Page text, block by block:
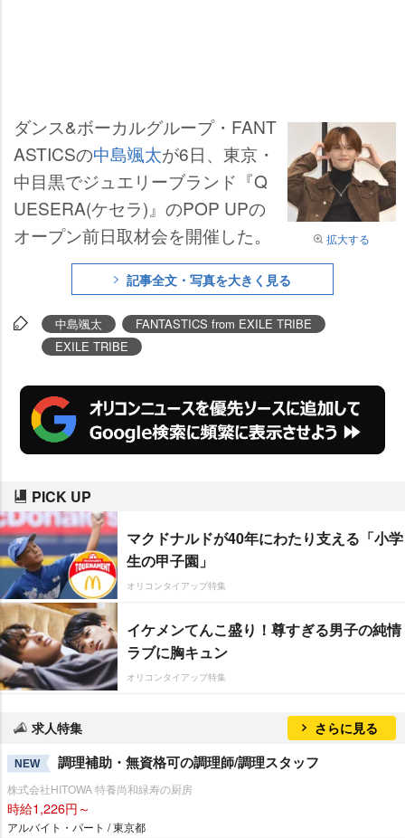
拡大する
ダンス&ボーカルグループ・FANT
ASTICSの中島颯太が6日、東京・
中目黒でジュエリーブランド『Q
UESERA(ケセラ)』のPOP UPの
オープン前日取材会を開催した。
記事全文・写真を大きく見る
中島颯太
FANTASTICS from EXILE TRIBE
EXILE TRIBE
PICK UP
マクドナルドが40年にわたり支える「小学
生の甲子園」
オリコンタイアップ特集
イケメンてんこ盛り！尊すぎる男子の純情
ラブに胸キュン
オリコンタイアップ特集
求人特集 さらに見る
NEW 調理補助・無資格可の調理師/調理スタッフ
株式会社HITOWA 特養尚和緑寿の厨房
時給1,226円～
アルバイト・パート / 東京都